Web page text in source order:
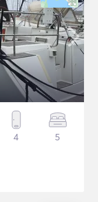
4 5